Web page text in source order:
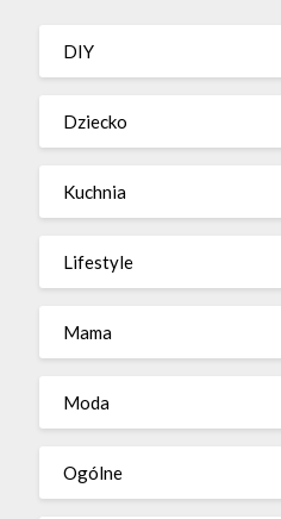
DIY
Dziecko
Kuchnia
Lifestyle
Mama
Moda
Ogólne